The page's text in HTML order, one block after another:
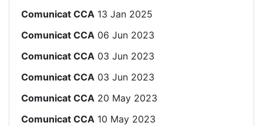
Comunicat CCA 13 Jan 2025
Comunicat CCA 06 Jun 2023
Comunicat CCA 03 Jun 2023
Comunicat CCA 03 Jun 2023
Comunicat CCA 20 May 2023
Comunicat CCA 10 May 2023